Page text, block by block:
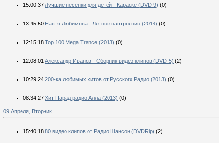
15:00:37 Лучшие песенки для детей - Караоке (DVD-9) (0)
13:45:50 Настя Любимова - Летнее настроение (2013) (0)
12:15:18 Top 100 Mega Trance (2013) (0)
12:08:01 Александр Иванов - Сборник видео клипов (DVD-5) (2)
10:29:24 200-ка любимых хитов от Русского Радио (2013) (0)
08:34:27 Хит Парад радио Алла (2013) (0)
09 Апреля, Вторник
15:40:18 80 видео клипов от Радио Шансон (DVDRip) (2)